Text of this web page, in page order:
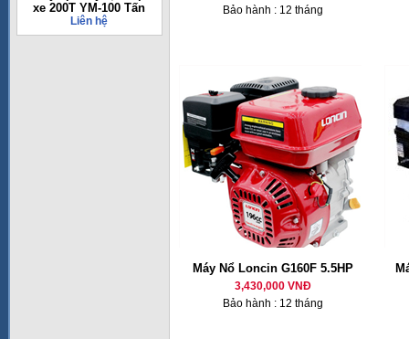
xe 200T YM-100 Tấn
Liên hệ
Bảo hành : 12 tháng
Máy Nổ Loncin G160F 5.5HP
3,430,000 VNĐ
Bảo hành : 12 tháng